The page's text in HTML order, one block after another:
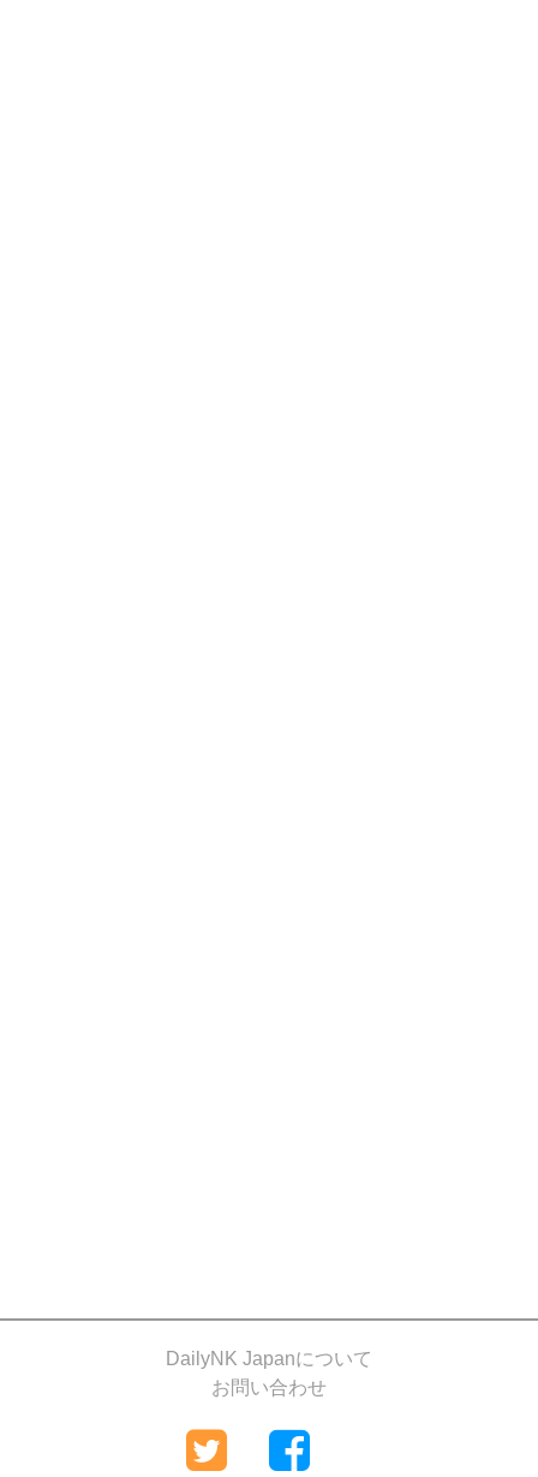
DailyNK Japanについて
お問い合わせ